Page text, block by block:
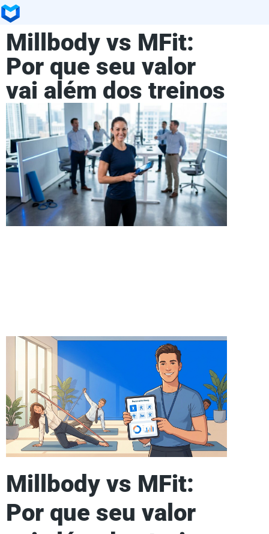
Millbody vs MFit:
Por que seu valor
vai além dos treinos
Millbody vs MFit:
Por que seu valor